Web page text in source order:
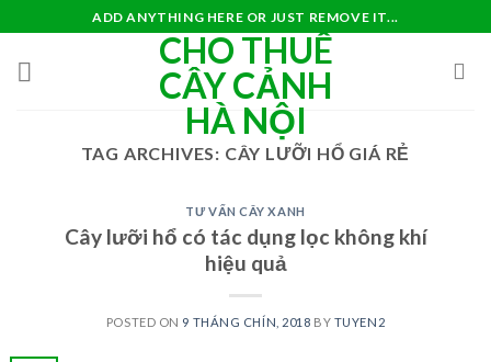
content
ADD ANYTHING HERE OR JUST REMOVE IT...
CHO THUÊ
CÂY CẢNH
HÀ NỘI
TAG ARCHIVES: CÂY LƯỠI HỔ GIÁ RẺ
TƯ VẤN CÂY XANH
Cây lưỡi hổ có tác dụng lọc không khí
hiệu quả
POSTED ON 9 THÁNG CHÍN, 2018 BY TUYEN2